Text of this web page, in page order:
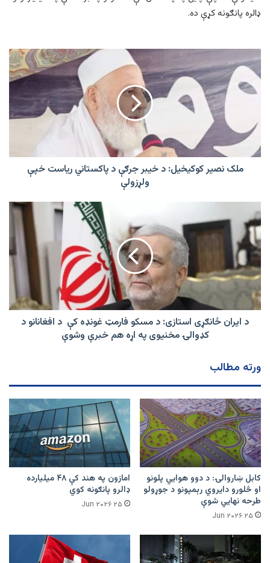
ډالره پانګونه کړې ده.
نصیر
کوکیخیل:
پاکستاني
ریاست
ملک نصیر کوکیخیل: د خیبر جرګې د پاکستاني ریاست خپې
ولړزولې
ایران
ځانګړی
استازی:
د
مسکو
فارمټ
غونډه
کې
مخنیوی
په
اړه
هم
خبرې
وشوې
د ایران ځانګړی استازی: د مسکو فارمټ غونډه کې د افغانانو د
کډوالۍ مخنیوی په اړه هم خبرې وشوې
ورته مطالب
کابل ښاروالۍ: د دوو هوايي پلونو
او څلورو دایروي رېمپونو د جوړولو
طرحه نهایي شوې
۲۵ Jun ۲۰۲۶
امازون په هند کې ۴۸ میلیارده
ډالرو پانګونه کوي
۲۵ Jun ۲۰۲۶